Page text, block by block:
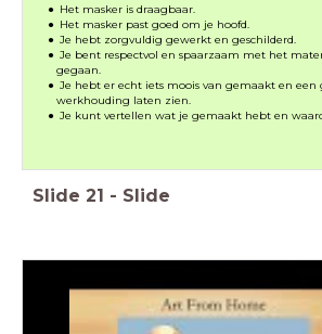
Het masker is draagbaar.
Het masker past goed om je hoofd.
Je hebt zorgvuldig gewerkt en geschilderd.
Je bent respectvol en spaarzaam met het
gegaan.
Je hebt er echt iets moois van gemaakt en een
werkhouding laten zien.
Je kunt vertellen wat je gemaakt hebt en
Slide 21 - Slide